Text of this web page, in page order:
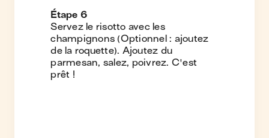
Étape 6
Servez le risotto avec les
champignons (Optionnel : ajoutez
de la roquette). Ajoutez du
parmesan, salez, poivrez. C'est
prêt !